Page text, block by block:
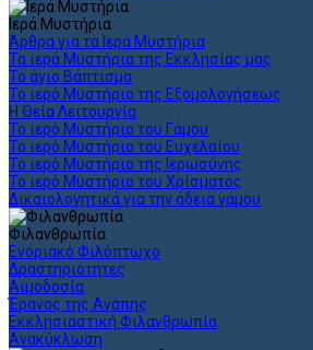
Ιερά Μυστήρια
Άρθρα για τα Ιερά Μυστήρια
Τα ιερά Μυστήρια της Εκκλησίας μας
Το άγιο Βάπτισμα
Το ιερό Μυστήριο της Εξομολογήσεως
Η Θεία Λειτουργία
Το ιερό Μυστήριο του Γάμου
Το ιερό Μυστήριο του Ευχελαίου
Το ιερό Μυστήριο της Ιερωσύνης
Το ιερό Μυστήριο του Χρίσματος
Δικαιολογητικά για την άδεια γάμου
Φιλανθρωπία
Ενοριακό Φιλόπτωχο
Δραστηριότητες
Αιμοδοσία
Έρανος της Αγάπης
Εκκλησιαστική Φιλανθρωπία
Ανακύκλωση